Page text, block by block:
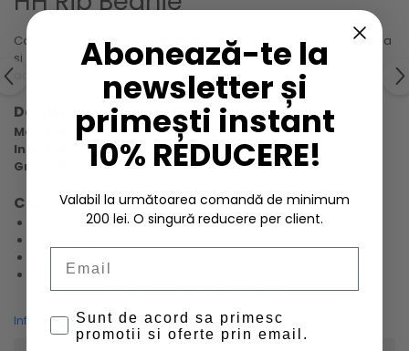
Caciula clasica cu logo HH Rib Beanie
este moale, calduroasa
si confortabila, realizata folosind continut reciclat. Este un
accesoriu esential pentru orice activitate outdoor.
Detalii
Material principal : 50% poliester reciclat, 50% acrilic
Ingrijire
: A nu se stoarce.
Greutate:
130 g
Caracteristici
Marime universala;
Acest produs contine cel putin 50% fibre Recycled Claim
Standard, certificate de IDFL (TE-99972454).
Informatii conformitate produs
Abonează-te la
newsletter și
primești instant
10% REDUCERE!
Valabil la următoarea comandă de minimum
200 lei. O singură reducere per client.
Sunt de acord sa primesc
promotii si oferte prin email.